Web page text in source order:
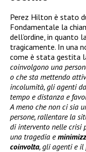
Perez Hilton è stato
Fondamentale la
dell’ordine, in quanto
tragicamente. In una
come è stata gestita
coinvolgono una
o che sta mettendo
incolumità, gli agenti
tempo e distanza e
A meno che non ci sia
persone, rallentare la
di intervento nelle crisi
una tragedia e
coinvolta, gli agenti e il